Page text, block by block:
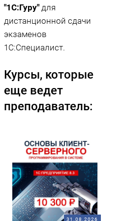
"1С:Гуру"для
дистанционной сдачи
экзаменов
1С:Специалист.
Курсы, которые
еще ведет
преподаватель:
31.08.2026